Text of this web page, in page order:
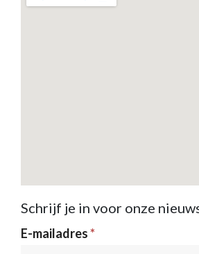
Schrijf je in voor onze
Nieuwsbrief
E-mailadres*